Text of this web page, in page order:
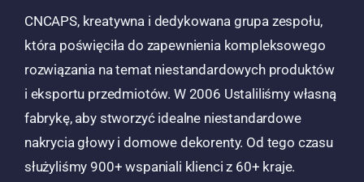
CNCAPS, kreatywna i dedykowana grupa zespołu,
która poświęciła do zapewnienia kompleksowego
rozwiązania na temat niestandardowych produktów
i eksportu przedmiotów. W 2006 Ustaliliśmy własną
fabrykę, aby stworzyć idealne niestandardowe
nakrycia głowy i domowe dekorenty. Od tego czasu
służyliśmy 900+ wspaniali klienci z 60+ kraje.